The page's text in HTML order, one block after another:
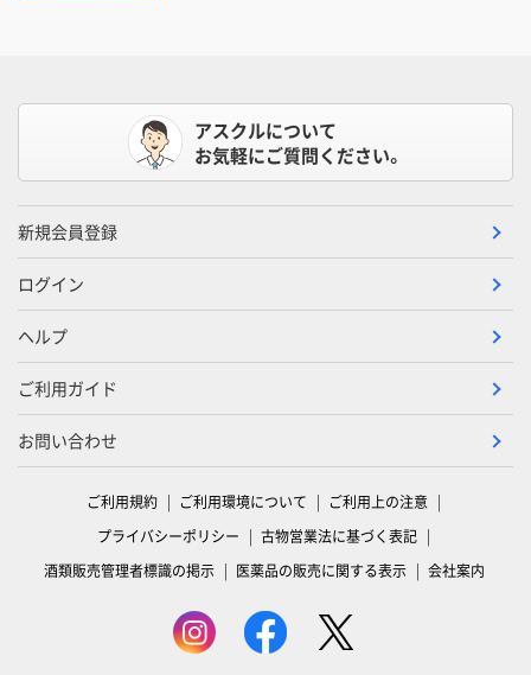
アスクルについて
お気軽にご質問ください。
新規会員登録
ログイン
ヘルプ
ご利用ガイド
お問い合わせ
ご利用規約 ご利用環境について
ご利用上の注意
プライバシーポリシー
古物営業法に基づく表記
酒類販売管理者標識の掲示
医薬品の販売に関する表示 会社案内